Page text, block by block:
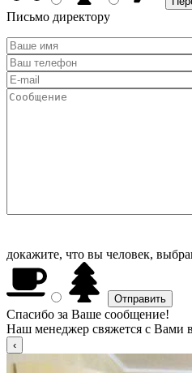
Письмо директору
докажите, что вы человек,
Спасибо за Ваше сообщение!
Наш менеджер свяжется с Вами